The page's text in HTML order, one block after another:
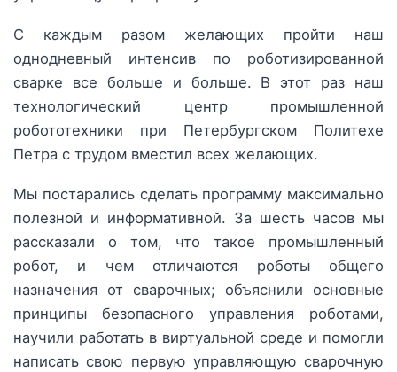
С каждым разом желающих пройти наш
однодневный интенсив по роботизированной
сварке все больше и больше. В этот раз наш
технологический центр промышленной
робототехники при Петербургском Политехе
Петра с трудом вместил всех желающих.
Мы постарались сделать программу максимально
полезной и информативной. За шесть часов мы
рассказали о том, что такое промышленный
робот, и чем отличаются роботы общего
назначения от сварочных; объяснили основные
принципы безопасного управления роботами,
научили работать в виртуальной среде и помогли
написать свою первую управляющую сварочную